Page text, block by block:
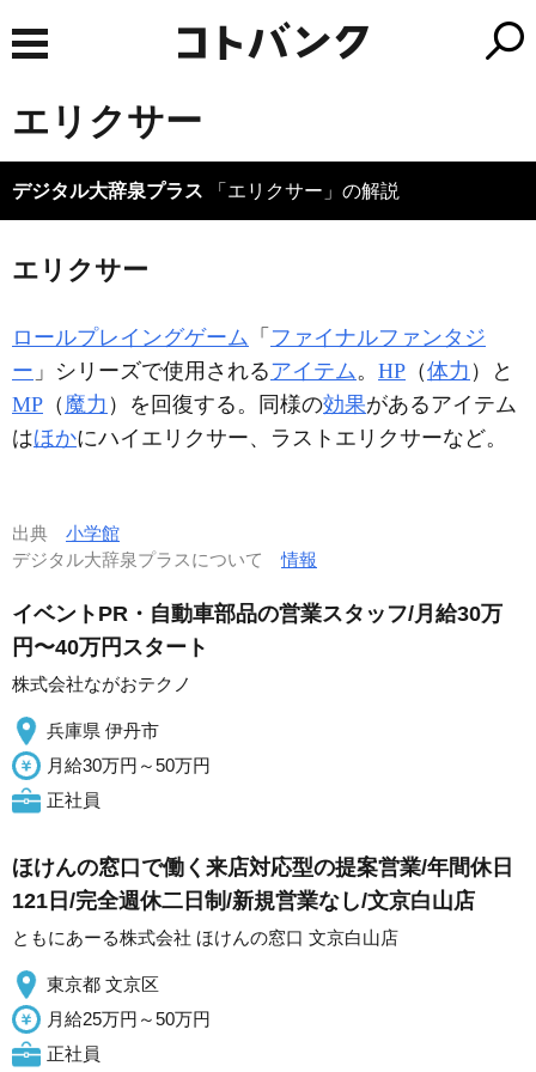
エリクサー
デジタル大辞泉プラス 「エリクサー」の解説
エリクサー
ロールプレイングゲーム 「 ファイナルファンタジ
ー 」シリーズで使用されるアイテム。 HP （体力 ）と
MP （ 魔力 ）を回復する。同様の効果があるアイテム
はほかにハイエリクサー、ラストエリクサーなど。
出典 小学館
デジタル大辞泉プラスについて情報
イベントPR・自動車部品の営業スタッフ/月給30万
円〜40万円スタート
株式会社ながおテクノ
兵庫県 伊丹市
月給30万円～50万円
正社員
ほけんの窓口で働く来店対応型の提案営業/年間休日
121日/完全週休二日制/新規営業なし/文京白山店
ともにあーる株式会社 ほけんの窓口 文京白山店
東京都 文京区
月給25万円～50万円
正社員